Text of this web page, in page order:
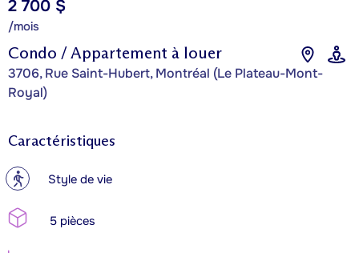
Condo / Appartement à louer
3706, Rue Saint-Hubert, Montréal (Le Plateau-Mont-
Royal)
2 700 $
/mois
Caractéristiques
? Style de vie
5 pièces